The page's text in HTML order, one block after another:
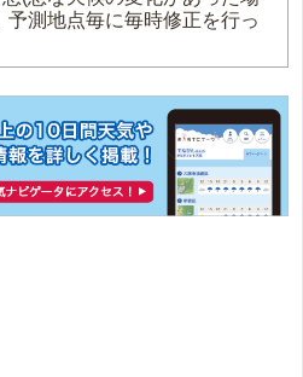
測地点毎に毎時修正を行っ